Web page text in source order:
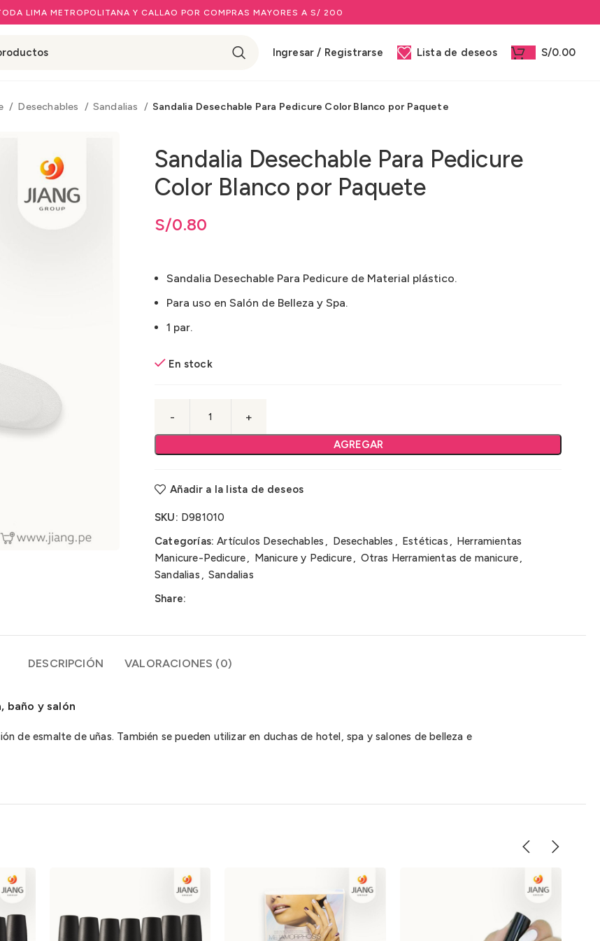
LIMA METROPOLITANA Y CALLAO POR COMPRAS MAYORES A S/ 200
Ingresar / Registrarse Lista de deseos S/0.00
Desechables Sandalias Sandalia Desechable Para Pedicure Color Blanco por Paquete
Sandalia Desechable Para Pedicure
Color Blanco por Paquete
S/0.80
Sandalia Desechable Para Pedicure de Material plástico.
Para uso en Salón de Belleza y Spa.
1 par.
En stock
AGREGAR
Añadir a la lista de deseos
SKU: D981010
Categorías: Artículos Desechables , Desechables , Estéticas , Herramientas
Manicure-Pedicure, Manicure y Pedicure, Otras Herramientas de manicure,
Sandalias , Sandalias
Share:
DESCRIPCIÓN VALORACIONES (0)
baño y salón
de esmalte de uñas. También se pueden utilizar en duchas de hotel, spa y salones de belleza e